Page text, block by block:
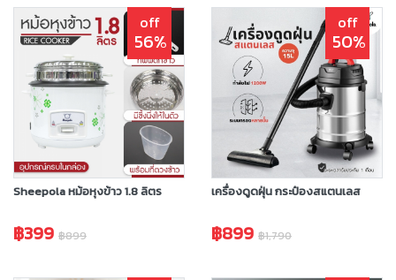
off
56%
Sheepola หม้อหุงข้าว 1.8 ลิตร
฿399 ฿899
off
50%
เครื่องดูดฝุ่น กระป๋องสแตนเลส
฿899 ฿1,790